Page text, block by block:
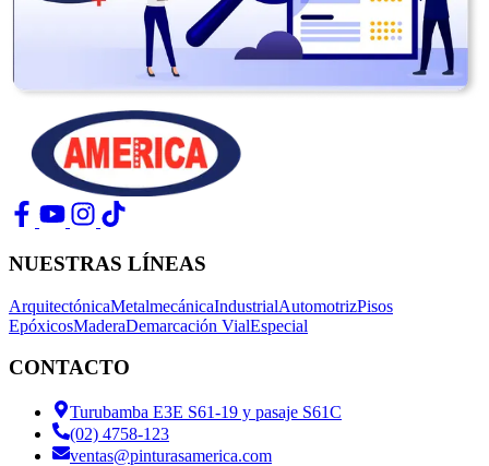
NUESTRAS LÍNEAS
ArquitectónicaMetalmecánicaIndustrialAutomotrizPisos
EpóxicosMaderaDemarcación VialEspecial
CONTACTO
Turubamba E3E S61-19 y pasaje S61C
(02) 4758-123
ventas@pinturasamerica.com